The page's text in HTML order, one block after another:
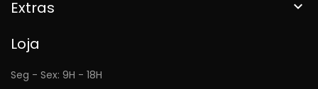
Extras 
Loja
Seg - Sex: 9H - 18H